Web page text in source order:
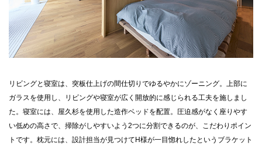
リビングと寝室は、突板仕上げの間仕切りでゆるやかにゾーニング。上部に
ガラスを使用し、リビングや寝室が広く開放的に感じられる工夫を施しまし
た。寝室には、屋久杉を使用した造作ベッドを配置。圧迫感がなく座りやす
い低めの高さで、掃除がしやすいよう2つに分割できるのが、こだわりポイン
トです。枕元には、設計担当が見つけてH様が一目惚れしたというブラケット